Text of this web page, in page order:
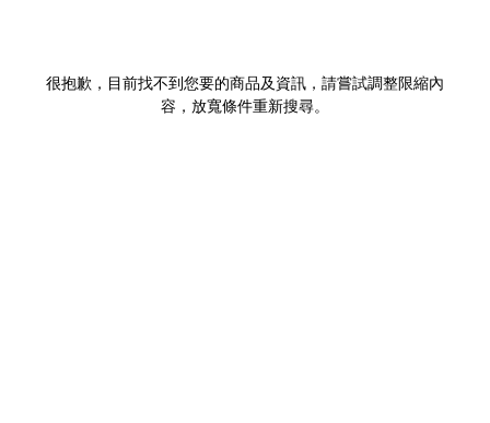
很抱歉，目前找不到您要的商品及資訊，請嘗試調整限縮內
容，放寬條件重新搜尋。